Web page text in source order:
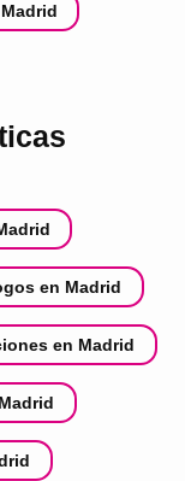
en Madrid
en Madrid